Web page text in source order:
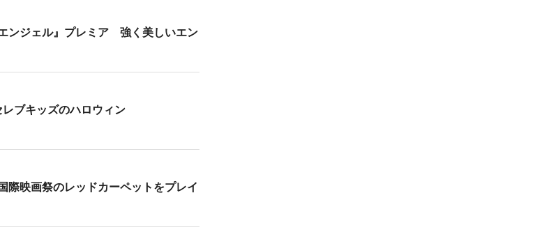
ンジェル』プレミア 強く美しいエン
ブキッズのハロウィン
映画祭のレッドカーペットをプレイ